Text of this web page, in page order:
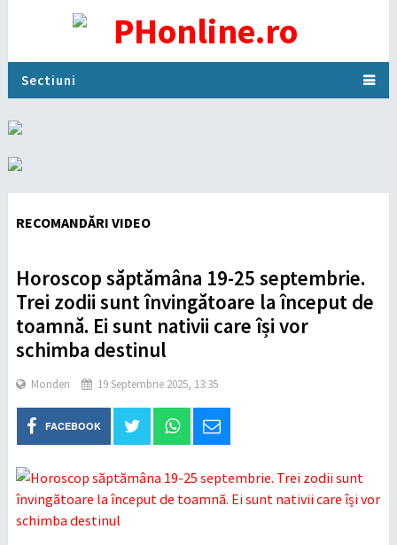
Sectiuni
RECOMANDĂRI VIDEO
Horoscop săptămâna 19-25 septembrie.
Trei zodii sunt învingătoare la început de
toamnă. Ei sunt nativii care își vor
schimba destinul
Monden 19 Septembrie 2025, 13:35
FACEBOOK